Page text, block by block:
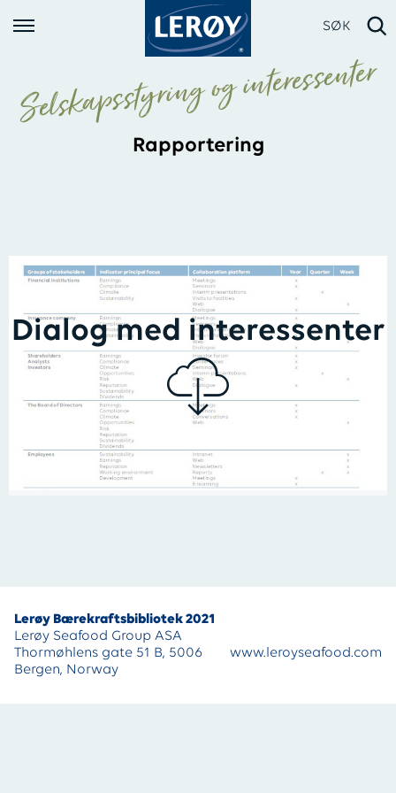
SØK
Selskapsstyring og interessenter
Rapportering
Dialog med interessenter
Lerøy Bærekraftsbibliotek 2021
Lerøy Seafood Group ASA
Thormøhlens gate 51 B, 5006
Bergen, Norway
www.leroyseafood.com